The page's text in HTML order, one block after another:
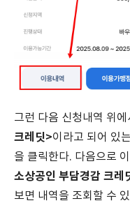
그런 다음 신청내역 위에
크레딧>이라고 되어 있
을 클릭한다. 다음으로
소상공인 부담경감 크레
보면 내역을 조회할 수